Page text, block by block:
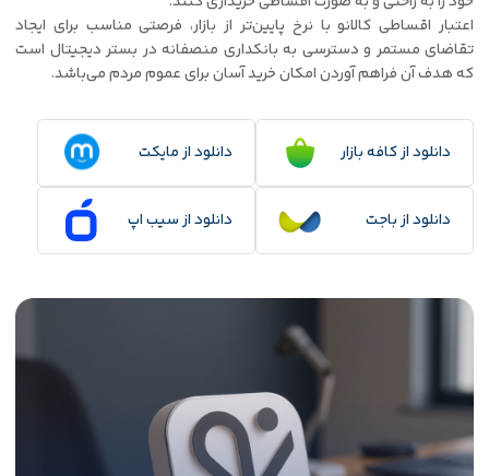
اعتبار اقساطی کالانو با نرخ پایین‌تر از بازار، فرصتی مناسب برای ایجاد
تقاضای مستمر و دسترسی به بانکداری منصفانه در بستر دیجیتال است
که هدف آن فراهم آوردن امکان خرید آسان برای عموم مردم می‌باشد.
دانلود از کافه بازار دانلود از مایکت
دانلود از باجت دانلود از سیب اپ